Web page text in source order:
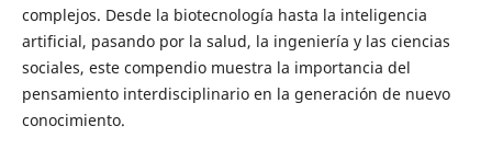
complejos. Desde la biotecnología hasta la inteligencia
artificial, pasando por la salud, la ingeniería y las ciencias
sociales, este compendio muestra la importancia del
pensamiento interdisciplinario en la generación de nuevo
conocimiento.